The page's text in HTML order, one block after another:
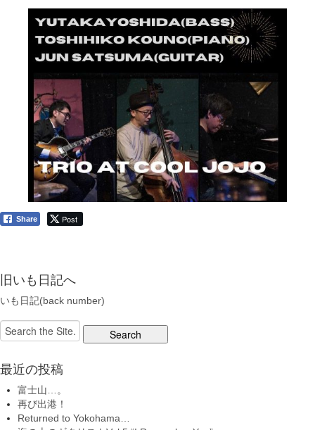
Share Post
旧いも日記へ
いも日記(back number)
Search
for:
最近の投稿
富士山…。
再び出港！
Returned to Yokohama…